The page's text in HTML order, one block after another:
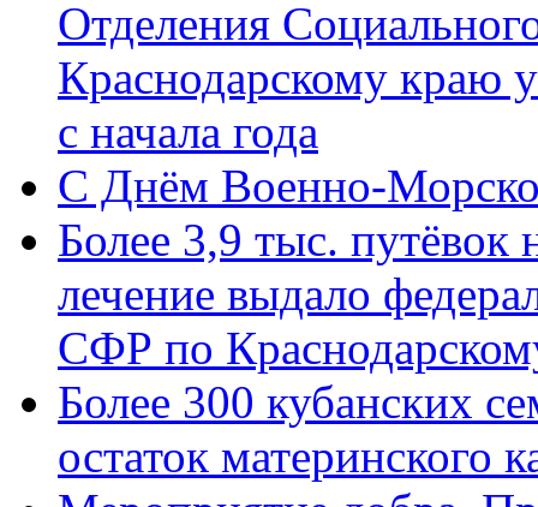
Отделения
Краснодарскому краю
с начала года
C Днём Военно-
Более 3,9 тыс. путёвок
лечение выдало
СФР по
Более 300 кубанских
остаток материнского